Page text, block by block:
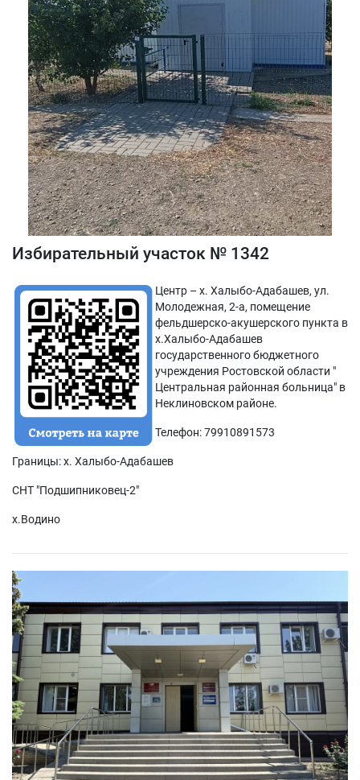
Избирательный участок № 1342
Центр – х. Халыбо-Адабашев, ул.
Молодежная, 2-а, помещение
фельдшерско-акушерского пункта в
х.Халыбо-Адабашев
государственного бюджетного
учреждения Ростовской области "
Центральная районная больница" в
Неклиновском районе.
Телефон: 79910891573
Границы: х. Халыбо-Адабашев
СНТ "Подшипниковец-2"
х.Водино